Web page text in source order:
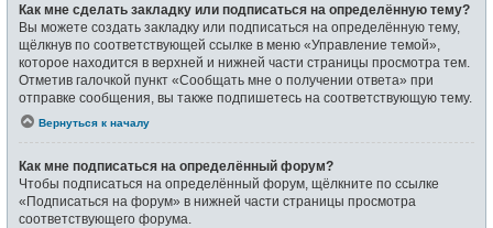
Как мне сделать закладку или подписаться на определённую тему?
Вы можете создать закладку или подписаться на определённую тему,
щёлкнув по соответствующей ссылке в меню «Управление темой»,
которое находится в верхней и нижней части страницы просмотра тем.
Отметив галочкой пункт «Сообщать мне о получении ответа» при
отправке сообщения, вы также подпишетесь на соответствующую тему.
Вернуться к началу
Как мне подписаться на определённый форум?
Чтобы подписаться на определённый форум, щёлкните по ссылке
«Подписаться на форум» в нижней части страницы просмотра
соответствующего форума.